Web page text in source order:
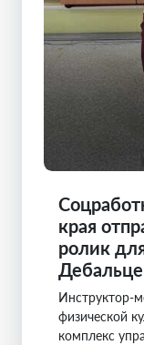
края
ролик
Инструктор-
физической
комплекс